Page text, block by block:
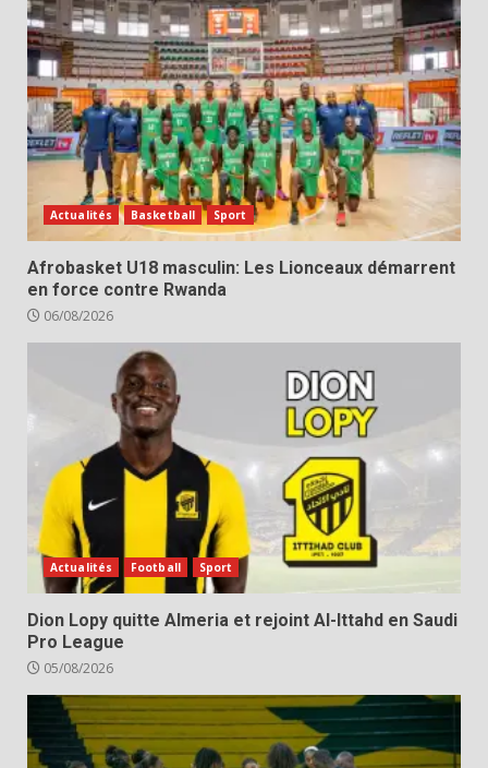
Actualités Basketball Sport
Afrobasket U18 masculin: Les Lionceaux démarrent
en force contre Rwanda
06/08/2026
Actualités Football Sport
Dion Lopy quitte Almeria et rejoint Al-Ittahd en Saudi
Pro League
05/08/2026